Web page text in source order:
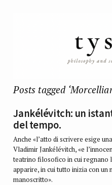
Posts tagged
Jankélévitch: un
del tempo.
Anche «l’atto di scrivere esige
Vladimir Jankélévitch, «e
teatrino filosofico in cui regnano
apparire, in cui tutto inizia con un
manoscritto».